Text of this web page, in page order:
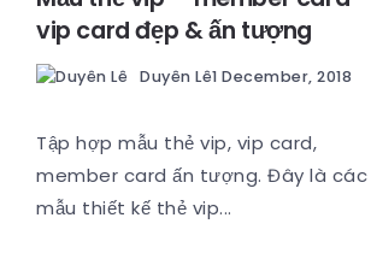
vip card đẹp & ấn tượng
Duyên Lê1 December, 2018
Tập hợp mẫu thẻ vip, vip card,
member card ấn tượng. Đây là các
mẫu thiết kế thẻ vip...